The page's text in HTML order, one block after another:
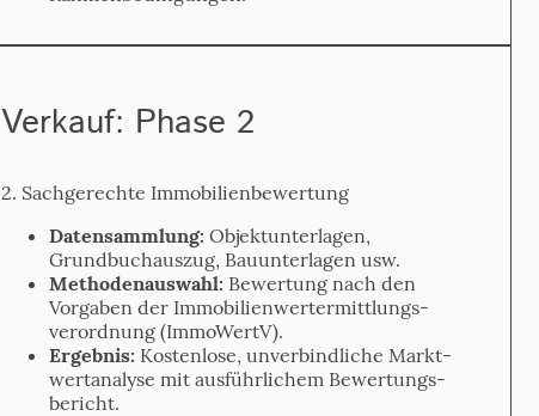
Verkauf: Phase 2
2. Sachgerechte Immobilienbewertung
Daten­sammlung: Objekt­unterlagen,
Grundbuchauszug, Bauunterlagen usw.
Methodenauswahl: Bewertung nach den
Vorgaben der Immobilien­wertermittlungs­
verordnung (ImmoWertV).
Ergebnis: Kostenlose, unverbindliche Markt­
wert­analyse mit ausführlichem Bewertungs­
bericht.